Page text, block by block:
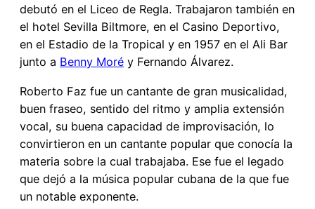
debutó en el Liceo de Regla. Trabajaron también en
el hotel Sevilla Biltmore, en el Casino Deportivo,
en el Estadio de la Tropical y en 1957 en el Ali Bar
junto a Benny Moré y Fernando Álvarez.
Roberto Faz fue un cantante de gran musicalidad,
buen fraseo, sentido del ritmo y amplia extensión
vocal, su buena capacidad de improvisación, lo
convirtieron en un cantante popular que conocía la
materia sobre la cual trabajaba. Ese fue el legado
que dejó a la música popular cubana de la que fue
un notable exponente.